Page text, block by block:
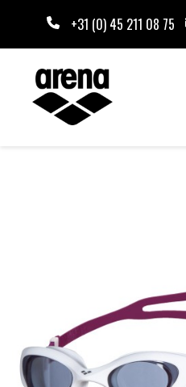
+31 (0) 45 211 08 75